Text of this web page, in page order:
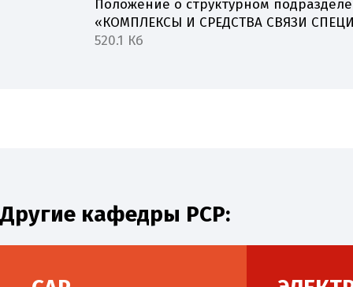
Положение о структурном
«КОМПЛЕКСЫ И СРЕДСТВА СВЯЗИ
520.1 Кб
Другие кафедры РСР: